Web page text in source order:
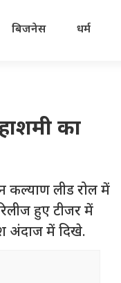
बिजनेस धर्म
का
कल्याण लीड रोल में
हुए टीजर में
अंदाज में दिखे.